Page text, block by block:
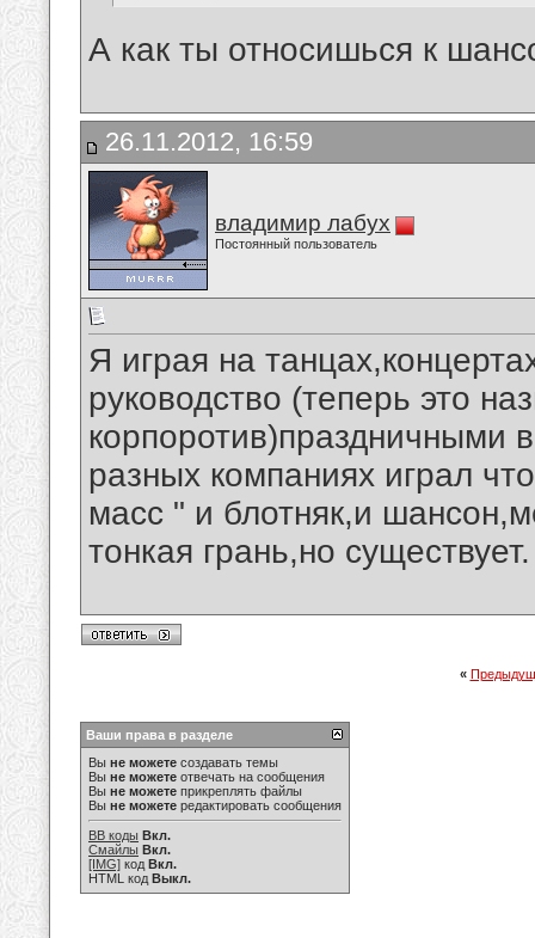
А как ты относишься к
26.11.2012, 16:59
владимир лабух
Постоянный пользователь
Я играя на
руководство (теперь это
корпоротив)праздничными
разных компаниях играл
масс " и блотняк,и
тонкая грань,но существует.
«
Ваши права в разделе
Вы не можете создавать темы
Вы не можете отвечать на сообщения
Вы не можете прикреплять файлы
Вы не можете редактировать сообщения
BB коды Вкл.
Смайлы Вкл.
[IMG] код Вкл.
HTML код Выкл.